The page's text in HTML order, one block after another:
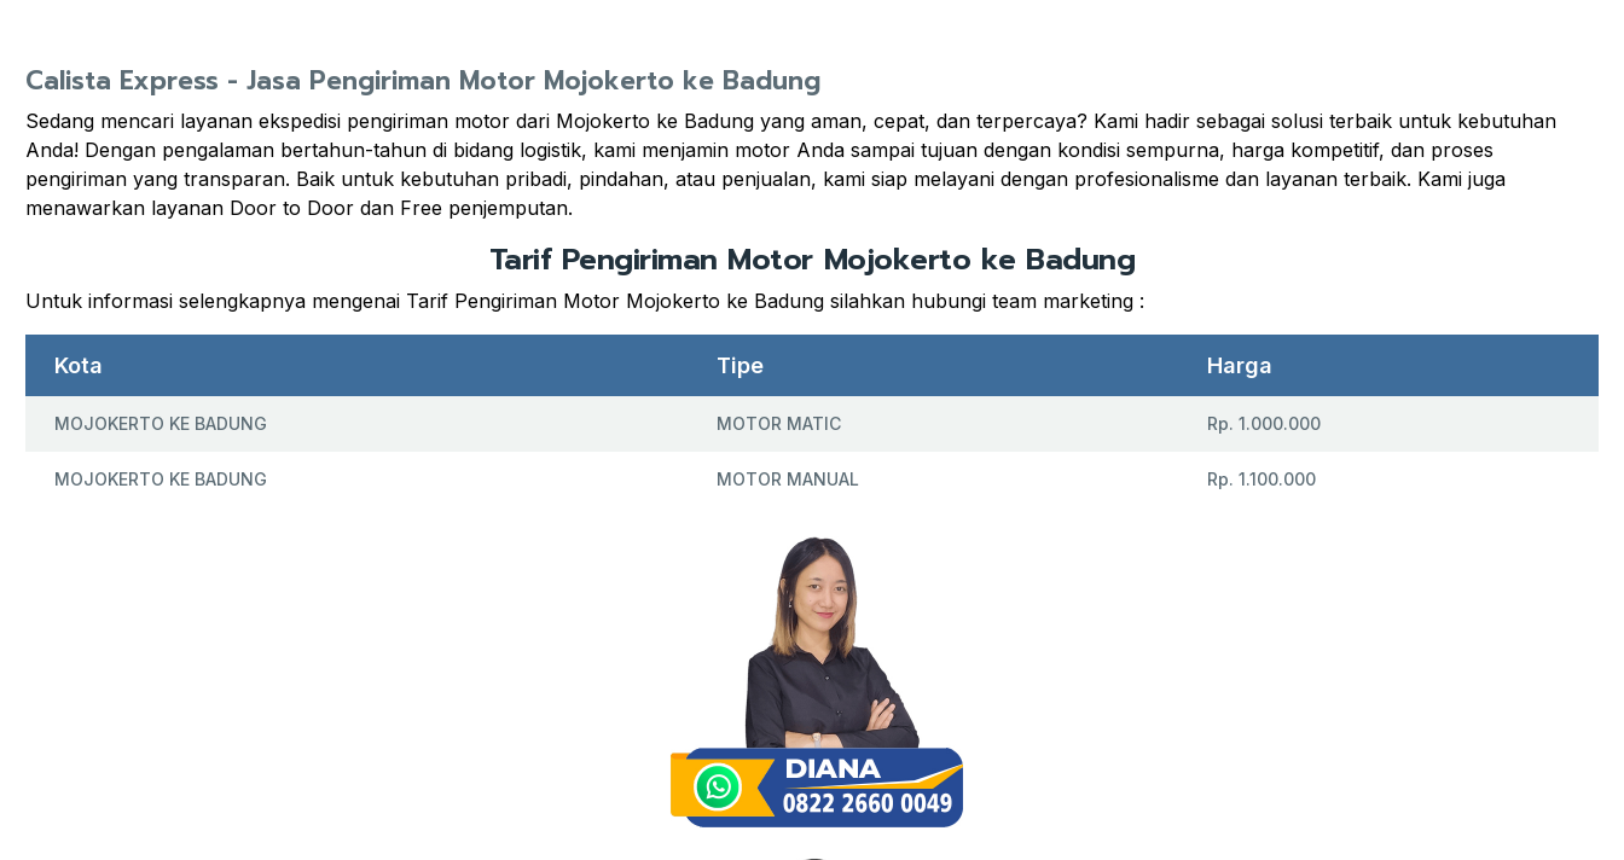
Calista Express - Jasa Pengiriman Motor Mojokerto ke Badung
Sedang mencari layanan ekspedisi pengiriman motor dari Mojokerto ke Badung yang aman, cepat, dan terpercaya? Kami hadir sebagai solusi terbaik untuk kebutuhan
Anda! Dengan pengalaman bertahun-tahun di bidang logistik, kami menjamin motor Anda sampai tujuan dengan kondisi sempurna, harga kompetitif, dan proses
pengiriman yang transparan. Baik untuk kebutuhan pribadi, pindahan, atau penjualan, kami siap melayani dengan profesionalisme dan layanan terbaik. Kami juga
menawarkan layanan Door to Door dan Free penjemputan.
Tarif Pengiriman Motor Mojokerto ke Badung
Untuk informasi selengkapnya mengenai Tarif Pengiriman Motor Mojokerto ke Badung silahkan hubungi team marketing :
Kota Tipe Harga
MOJOKERTO KE BADUNG MOTOR MATIC Rp. 1.000.000
MOJOKERTO KE BADUNG MOTOR MANUAL Rp. 1.100.000